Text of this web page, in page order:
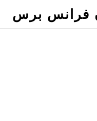
فرانس برس